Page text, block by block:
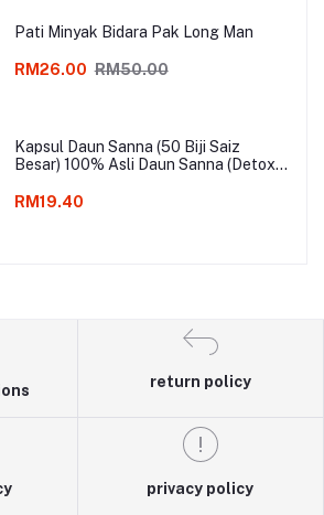
Pati Minyak Bidara Pak Long Man
RM26.00 RM50.00
Kapsul Daun Sanna (50 Biji Saiz
Besar) 100% Asli Daun Sanna (Detox
RM19.40
return policy
privacy policy